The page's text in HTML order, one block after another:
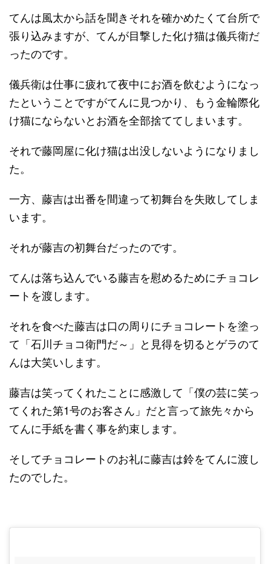
てんは風太から話を聞きそれを確かめたくて台所で
張り込みますが、てんが目撃した化け猫は儀兵衛だ
ったのです。
儀兵衛は仕事に疲れて夜中にお酒を飲むようになっ
たということですがてんに見つかり、もう金輪際化
け猫にならないとお酒を全部捨ててしまいます。
それで藤岡屋に化け猫は出没しないようになりまし
た。
一方、藤吉は出番を間違って初舞台を失敗してしま
います。
それが藤吉の初舞台だったのです。
てんは落ち込んでいる藤吉を慰めるためにチョコレ
ートを渡します。
それを食べた藤吉は口の周りにチョコレートを塗っ
て「石川チョコ衛門だ～」と見得を切るとゲラのて
んは大笑いします。
藤吉は笑ってくれたことに感激して「僕の芸に笑っ
てくれた第1号のお客さん」だと言って旅先々から
てんに手紙を書く事を約束します。
そしてチョコレートのお礼に藤吉は鈴をてんに渡し
たのでした。